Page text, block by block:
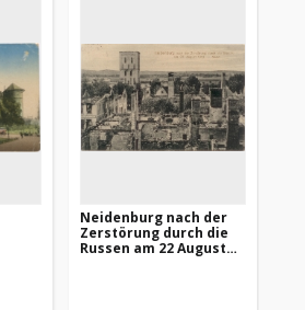
Neidenburg nach der
Zerstörung durch die
Russen am 22 August